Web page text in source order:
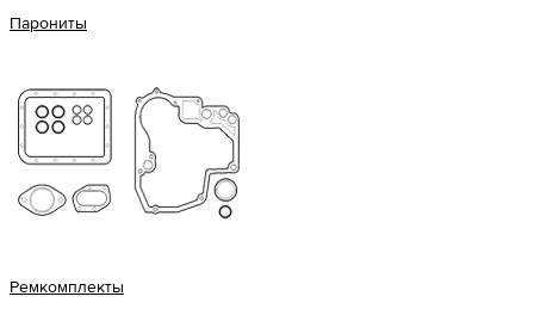
Парониты
Ремкомплекты